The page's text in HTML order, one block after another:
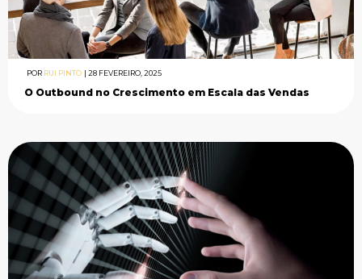
POR RUI PINTO 28 FEVEREIRO, 2025
O Outbound no Crescimento em Escala das Vendas